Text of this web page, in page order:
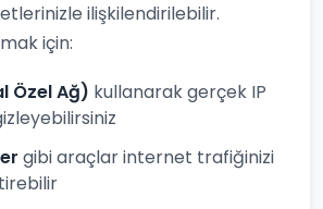
ilişkilendirilebilir.
için:
Özel Ağ) kullanarak gerçek IP
gibi araçlar internet trafiğinizi